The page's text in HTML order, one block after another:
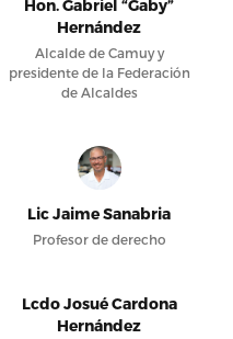
Hon. Gabriel “Gaby”
Hernández
Alcalde de Camuy y
presidente de la Federación
de Alcaldes
Lic Jaime Sanabria
Profesor de derecho
Lcdo Josué Cardona
Hernández